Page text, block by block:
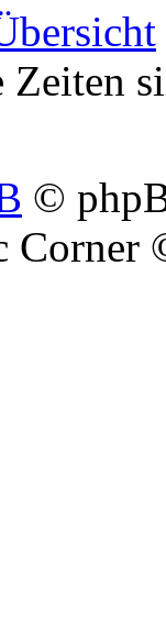
Zeiten
©
Corner